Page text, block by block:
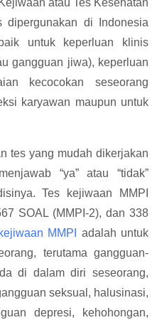
atau Tes Kesehatan
di Indonesia
untuk keperluan klinis
gangguan jiwa), keperluan
kecocokan seseorang
karyawan maupun untuk
tes yang mudah dikerjakan
“ya” atau “tidak”
Tes kejiwaan MMPI
SOAL (MMPI-2), dan 338
MMPI
adalah untuk
terutama gangguan-
di dalam diri seseorang,
seksual, halusinasi,
depresi, kehohongan,